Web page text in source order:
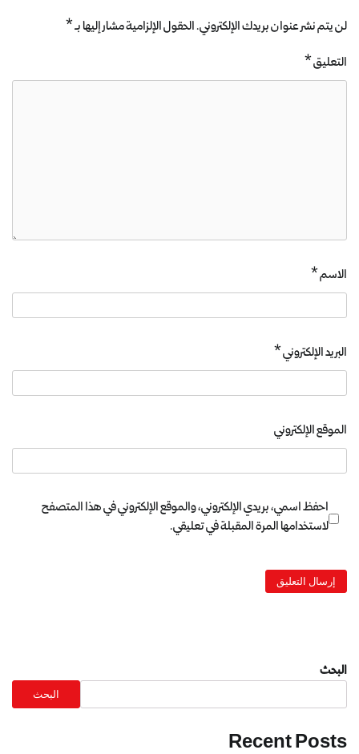
لن يتم نشر عنوان بريدك الإلكتروني.الحقول الإلزامية مشار إليها بـ*
التعليق*
الاسم*
البريد الإلكتروني*
الموقع الإلكتروني
احفظ اسمي، بريدي الإلكتروني، والموقع الإلكتروني في هذا المتصفح
لاستخدامها المرة المقبلة في تعليقي.
البحث
البحث
Recent Posts